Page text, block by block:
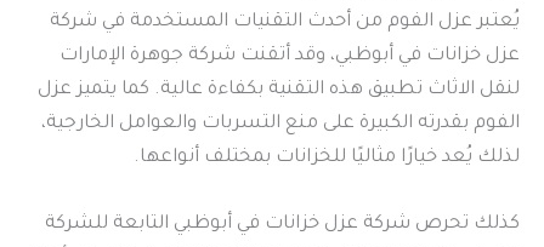
يُعتبر عزل الفوم من أحدث التقنيات المستخدمة في شركة
عزل خزانات في أبوظبي، وقد أتقنت شركة جوهرة الإمارات
لنقل الاثاث تطبيق هذه التقنية بكفاءة عالية. كما يتميز عزل
الفوم بقدرته الكبيرة على منع التسربات والعوامل الخارجية،
لذلك يُعد خيارًا مثاليًا للخزانات بمختلف أنواعها.
كذلك تحرص شركة عزل خزانات في أبوظبي التابعة للشركة